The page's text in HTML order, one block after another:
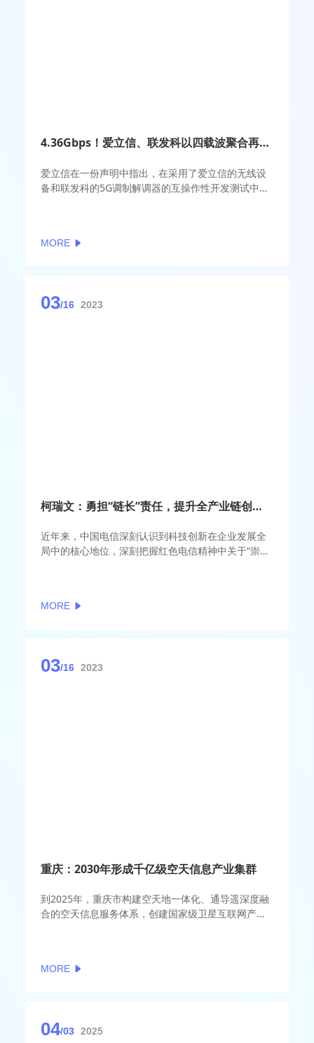
4.36Gbps！爱立信、联发科以四载波聚合再创5G下行纪录
爱立信在一份声明中指出，在采用了爱立信的无线设
备和联发科的5G调制解调器的互操作性开发测试中，
MORE
03/16 2023
柯瑞文：勇担“链长”责任，提升全产业链创新水平
近年来，中国电信深刻认识到科技创新在企业发展全
局中的核心地位，深刻把握红色电信精神中关于“崇尚
中国电信“十四五”科技创新专项规划，基于应用基础
MORE
03/16 2023
重庆：2030年形成千亿级空天信息产业集群
到2025年，重庆市构建空天地一体化、通导遥深度融
合的空天信息服务体系，创建国家级卫星互联网产业
业上市，引进培育上百家“专精特新”企业，形成千亿
MORE
04/03 2025